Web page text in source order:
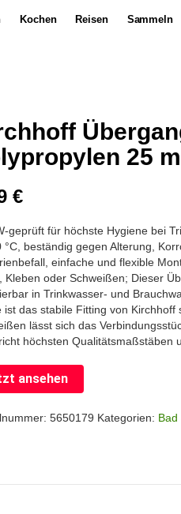
Kochen Reisen Sammeln
25
€
geprüft für höchste Hygiene bei
°C, beständig gegen Alterung,
einfache und flexible
Kleben oder Schweißen; Dieser
in Trinkwasser- und
ist das stabile Fitting von
lässt sich das
höchsten Qualitätsmaßstäben
ansehen
5650179 Kategorien: Bad